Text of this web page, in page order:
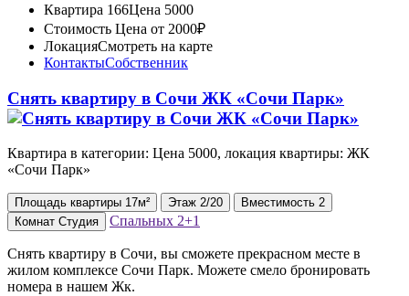
Квартира 166Цена 5000
Стоимость Цена от 2000₽
ЛокацияСмотреть на карте
КонтактыСобственник
Снять квартиру в Сочи ЖК «Сочи Парк»
Квартира в категории: Цена 5000, локация квартиры: ЖК
«Сочи Парк»
Площадь квартиры 17м² Этаж 2/20 Вместимость 2
Комнат Студия Спальных 2+1
Снять квартиру в Сочи, вы сможете прекрасном месте в
жилом комплексе Сочи Парк. Можете смело бронировать
номера в нашем Жк.